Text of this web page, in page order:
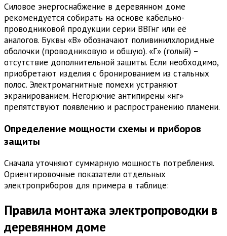
Силовое энергоснабжение в деревянном доме
рекомендуется собирать на основе кабельно-
проводниковой продукции серии ВВГнг или её
аналогов. Буквы «В» обозначают поливинилхлоридные
оболочки (проводниковую и общую). «Г» (голый) –
отсутствие дополнительной защиты. Если необходимо,
приобретают изделия с бронированием из стальных
полос. Электромагнитные помехи устраняют
экранированием. Негорючие антипирены «нг»
препятствуют появлению и распространению пламени.
Определение мощности схемы и приборов
защиты
Сначала уточняют суммарную мощность потребления.
Ориентировочные показатели отдельных
электроприборов для примера в таблице:
Правила монтажа электропроводки в
деревянном доме